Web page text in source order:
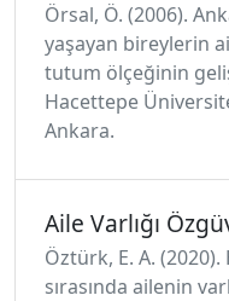
Örsal, Ö. (2006).
yaşayan bireylerin
tutum ölçeğinin
Hacettepe
Ankara.
Aile Varlığı
Öztürk, E. A.
sırasında ailenin